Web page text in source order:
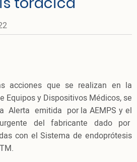
acciones que se realizan en la
Equipos y Dispositivos Médicos, se
Alerta emitida por la AEMPS y el
del fabricante dado por
con el Sistema de endoprótesis